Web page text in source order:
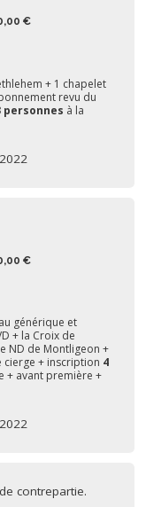
€
+ 1 chapelet
revu du
personnes à la
€
générique et
+ la Croix de
ND de Montligeon +
cierge + inscription 4
+ avant première +
contrepartie.